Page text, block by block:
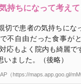
持ちになって考え
切で患者の気持ちにな
不自由だった食事が
応もよく院内も綺麗で
ました。（後略）
（https://maps.app.goo.gl/